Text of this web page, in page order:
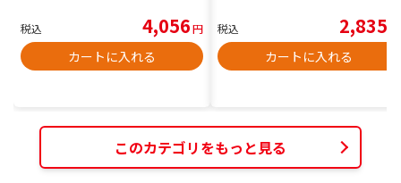
税込 4,056円
カートに入れる
税込 2,835
カートに入れる
このカテゴリをもっと見る